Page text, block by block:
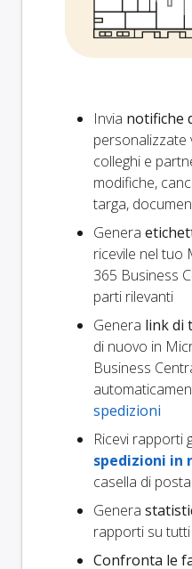
Invia notifiche
personalizzate
colleghi e
modifiche,
targa,
Genera
ricevile nel tuo
365 Business
parti rilevanti
Genera link di
di nuovo in
Business
spedizioni
Ricevi rapporti
spedizioni in
casella di
Genera
rapporti su
Confronta le